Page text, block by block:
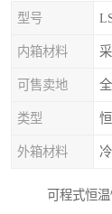
型号
内箱材料
可售卖地
类型
外箱材料
可程式恒